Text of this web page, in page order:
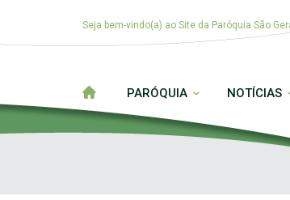
Seja bem-vindo(a) ao Site da Paróquia São
PARÓQUIA NOTÍCIAS